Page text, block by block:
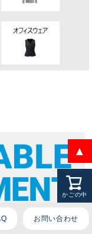
お問い合わせ
▲
かごの中